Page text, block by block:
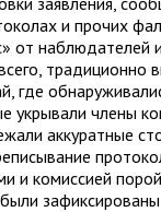
и прочих
от наблюдателей
традиционно
где
укрывали члены
аккуратные
и комиссией